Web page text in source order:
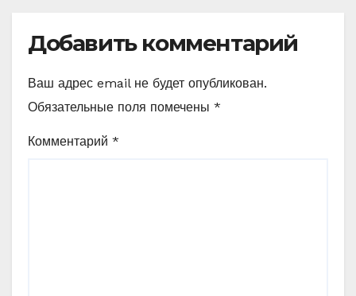
Добавить комментарий
Ваш адрес email не будет опубликован.
Обязательные поля помечены *
Комментарий *